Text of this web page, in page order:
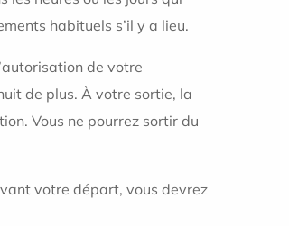
habituels s’il y a lieu.
de votre
de plus. À votre sortie, la
Vous ne pourrez sortir du
votre départ, vous devrez